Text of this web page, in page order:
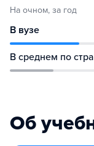
На очном, за год
В вузе
В среднем по
Об